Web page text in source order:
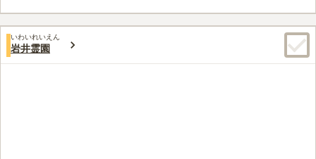
この霊園はまだ誰からも評価されていません。
いわいれいえん
岩井霊園